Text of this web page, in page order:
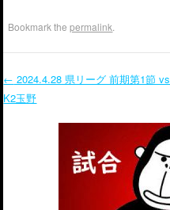
Bookmark thepermalink
Post navigation
← 2024.4.28 県リーグ 前期第1節 vs
K2玉野